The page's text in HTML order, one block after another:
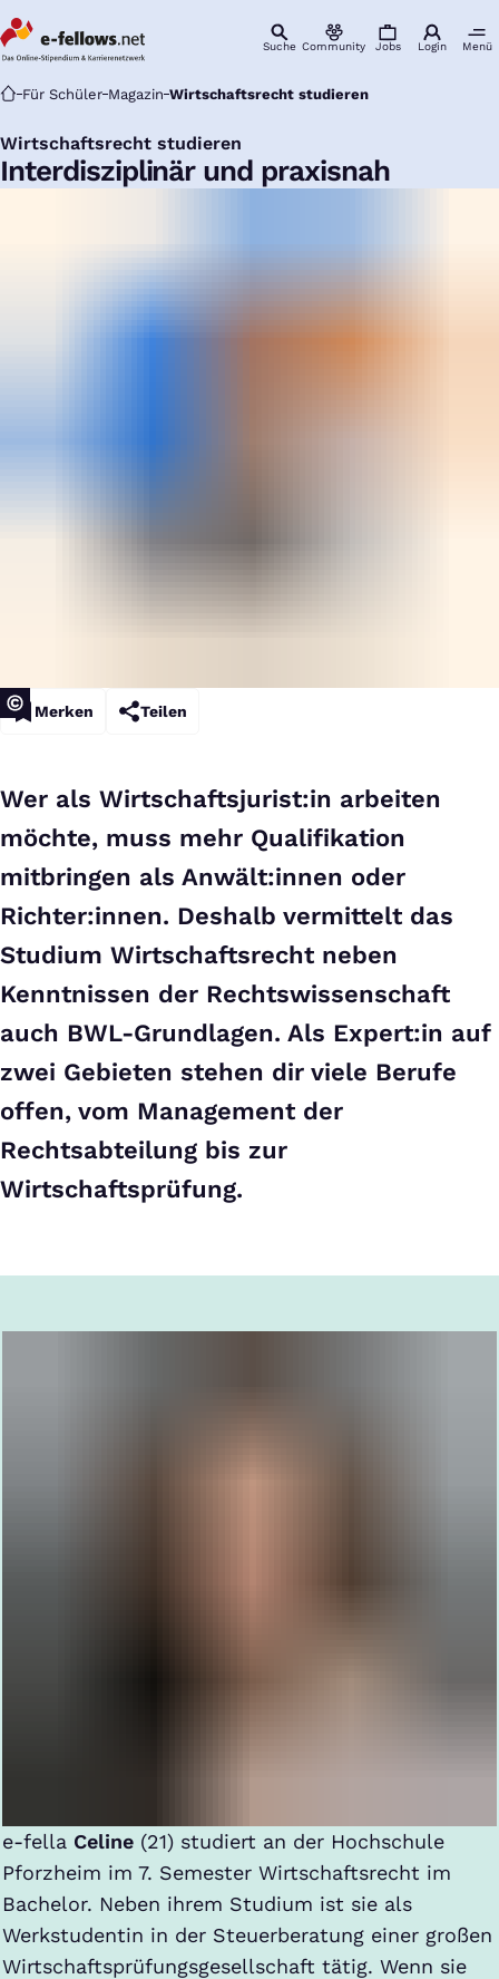
Suche Community Jobs Login Menü
Startseite
Für Schüler Magazin Wirtschaftsrecht studieren
Wirtschaftsrecht studieren
:
Interdisziplinär und praxisnah
Merken Teilen
Wer als Wirtschaftsjurist:in arbeiten
möchte, muss mehr Qualifikation
mitbringen als Anwält:innen oder
Richter:innen. Deshalb vermittelt das
Studium Wirtschaftsrecht neben
Kenntnissen der Rechtswissenschaft
auch BWL-Grundlagen. Als Expert:in auf
zwei Gebieten stehen dir viele Berufe
offen, vom Management der
Rechtsabteilung bis zur
Wirtschaftsprüfung.
e-fella Celine (21) studiert an der Hochschule
Pforzheim im 7. Semester Wirtschaftsrecht im
Bachelor. Neben ihrem Studium ist sie als
Werkstudentin in der Steuerberatung einer großen
Wirtschaftsprüfungsgesellschaft tätig. Wenn sie